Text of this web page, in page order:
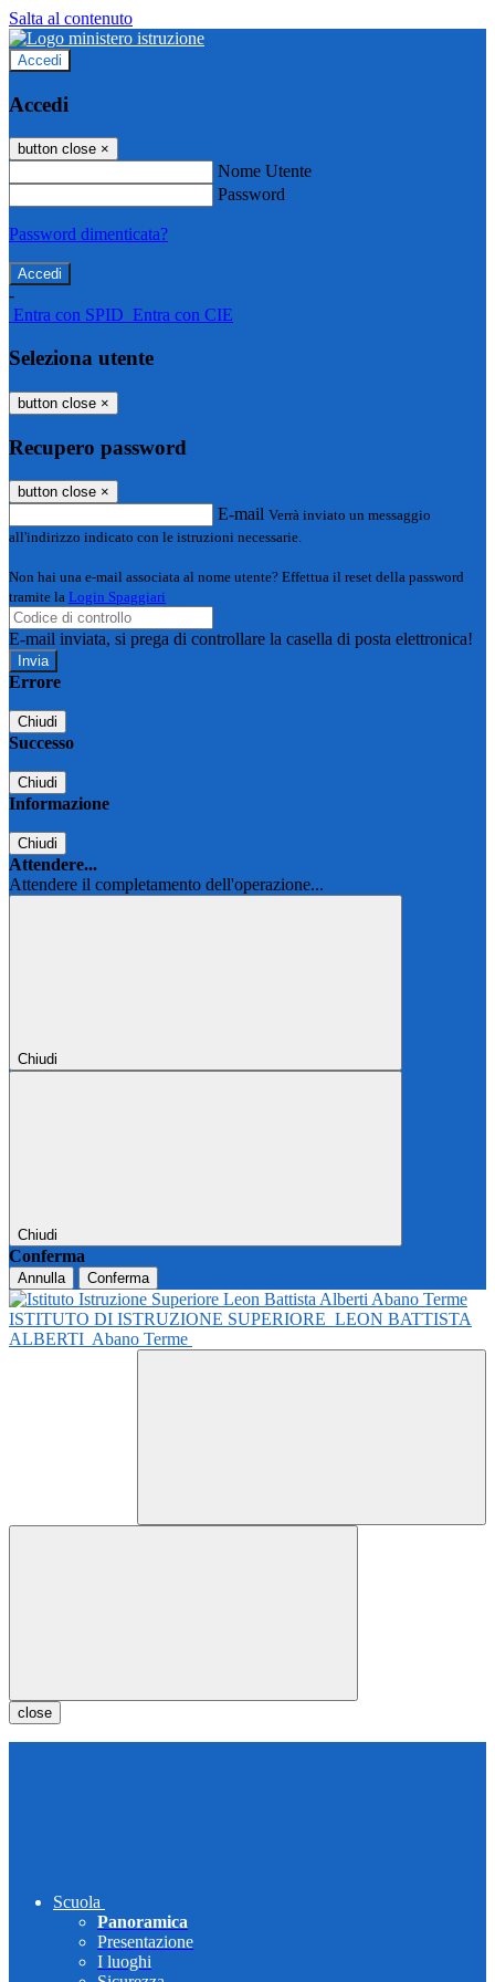
Salta al contenuto
Accedi
Accedi
button close ×
Nome Utente
Password
Password dimenticata?
-
Entra con SPID Entra con CIE
Seleziona utente
button close ×
Recupero password
button close ×
E-mail Verrà inviato un messaggio
all'indirizzo indicato con le istruzioni necessarie.
Non hai una e-mail associata al nome utente? Effettua il reset della password
tramite la Login Spaggiari
E-mail inviata, si prega di controllare la casella di posta elettronica!
Errore
Chiudi
Successo
Chiudi
Informazione
Chiudi
Attendere...
Attendere il completamento dell'operazione...
Chiudi
Chiudi
Conferma
Annulla Conferma
ISTITUTO DI ISTRUZIONE SUPERIORE LEON BATTISTA
ALBERTI Abano Terme
close
Scuola
Panoramica
Presentazione
I luoghi